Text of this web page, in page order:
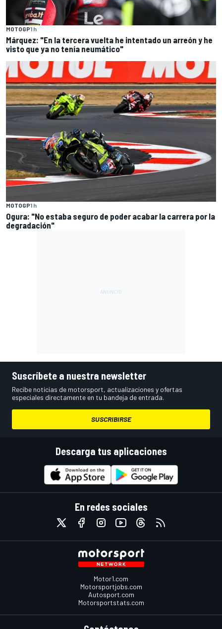
MOTOGP1 h
Márquez: "En la tercera vuelta he intentado un arreón y he
visto que ya no tenía neumático"
MOTOGP1 h
Ogura: "No estaba seguro de poder acabar la carrera por la
degradación"
Suscríbete a nuestra newsletter
Recibe noticias de motorsport, actualizaciones y ofertas
especiales directamente en tu bandeja de entrada.
SUSCRIBIRSE
Descarga tus aplicaciones
En redes sociales
Motor1.com
Motorsportjobs.com
Autosport.com
Motorsportstats.com